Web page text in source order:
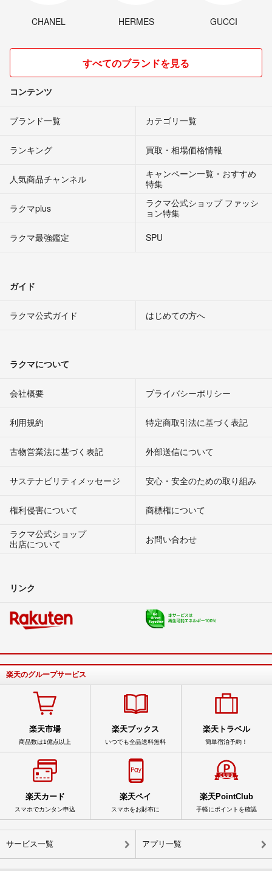
CHANEL HERMES GUCCI
すべてのブランドを見る
コンテンツ
ブランド一覧 カテゴリ一覧
ランキング 買取・相場価格情報
人気商品チャンネル
キャンペーン一覧・おすすめ
特集
ラクマplus
ラクマ公式ショップ ファッシ
ョン特集
ラクマ最強鑑定
SPU
ガイド
ラクマ公式ガイド はじめての方へ
ラクマについて
会社概要 プライバシーポリシー
利用規約 特定商取引法に基づく表記
古物営業法に基づく表記 外部送信について
サステナビリティメッセージ 安心・安全のための取り組み
権利侵害について
商標権について
ラクマ公式ショップ
出店について
お問い合わせ
リンク
楽天のグループサービス
楽天市場
商品数は1億点以上
楽天ブックス
いつでも全品送料無料
楽天トラベル
簡単宿泊予約！
楽天カード
スマホでカンタン申込
楽天ペイ
スマホをお財布に
楽天PointClub
手軽にポイントを確認
サービス一覧 アプリ一覧